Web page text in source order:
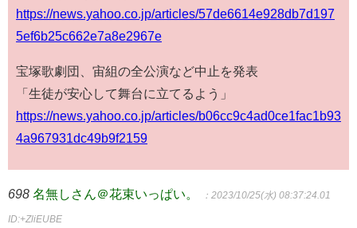
https://news.yahoo.co.jp/articles/57de6614e928db7d197
5ef6b25c662e7a8e2967e
宝塚歌劇団、宙組の全公演など中止を発表
「生徒が安心して舞台に立てるよう」
https://news.yahoo.co.jp/articles/b06cc9c4ad0ce1fac1b93
4a967931dc49b9f2159
698 名無しさん＠花束いっぱい。 ：2023/10/25(水) 08:37:24.01
ID:+ZliEUBE